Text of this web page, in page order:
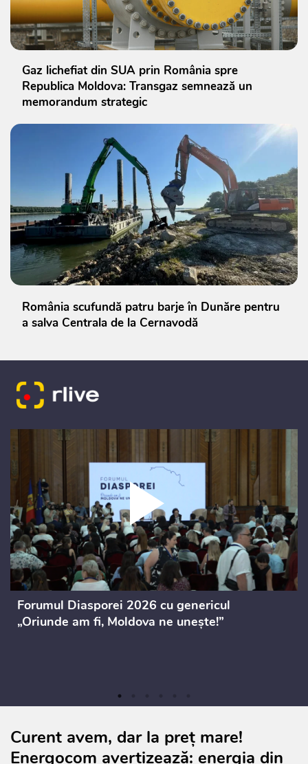
Gaz lichefiat din SUA prin România spre
Republica Moldova: Transgaz semnează un
memorandum strategic
România scufundă patru barje în Dunăre pentru
a salva Centrala de la Cernavodă
Forumul Diasporei 2026 cu genericul
„Oriunde am fi, Moldova ne unește!”
Curent avem, dar la preț mare!
Energocom avertizează: energia din